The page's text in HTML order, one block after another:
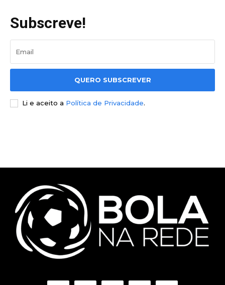
Subscreve!
QUERO SUBSCREVER
Li e aceito a Política de Privacidade.